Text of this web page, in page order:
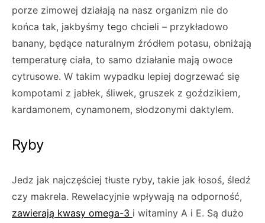
porze zimowej działają na nasz organizm nie do
końca tak, jakbyśmy tego chcieli – przykładowo
banany, będące naturalnym źródłem potasu, obniżają
temperaturę ciała, to samo działanie mają owoce
cytrusowe. W takim wypadku lepiej dogrzewać się
kompotami z jabłek, śliwek, gruszek z goździkiem,
kardamonem, cynamonem, słodzonymi daktylem.
Ryby
Jedz jak najczęściej tłuste ryby, takie jak łosoś, śledź
czy makrela. Rewelacyjnie wpływają na odporność,
zawierają kwasy omega-3 i witaminy A i E. Są dużo